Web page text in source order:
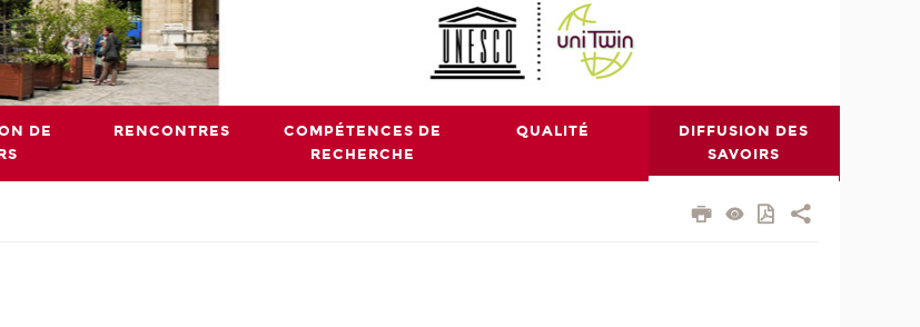
DE
RENCONTRES
COMPÉTENCES DE
RECHERCHE
QUALITÉ
DIFFUSION DES
SAVOIRS